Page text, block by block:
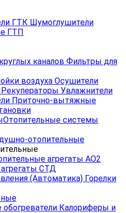
ГТК Шумоглушители
ГТП
каналов Фильтры для
воздуха Осушители
Рекуператоры Увлажнители
Приточно-вытяжные
Отопительные системы
отопительные
агрегаты АО2
СТД
(Автоматика) Горелки
Калориферы и